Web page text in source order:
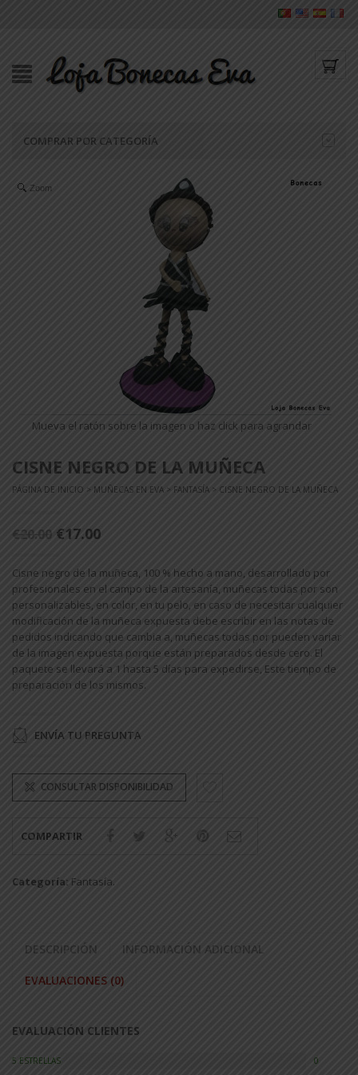
COMPRAR POR CATEGORÍA
Zoom
Mueva el ratón sobre la imagen o haz click para agrandar
CISNE NEGRO DE LA MUÑECA
PÁGINA DE INICIO > MUÑECAS EN EVA > FANTASÍA > CISNE NEGRO DE LA MUÑECA
€20.00 €17.00
Cisne negro de la muñeca, 100 % hecho a mano, desarrollado por
profesionales en el campo de la artesanía, muñecas todas por son
personalizables, en color, en tu pelo, en caso de necesitar cualquier
modificación de la muñeca expuesta debe escribir en las notas de
pedidos indicando que cambia a, muñecas todas por pueden variar
de la imagen expuesta porque están preparados desde cero. El
paquete se llevará a 1 hasta 5 días para expedirse, Este tiempo de
preparación de los mismos.
ENVÍA TU PREGUNTA
CONSULTAR DISPONIBILIDAD
COMPARTIR
Categoría: Fantasía.
DESCRIPCIÓN INFORMACIÓN ADICIONAL
EVALUACIONES (0)
EVALUACIÓN CLIENTES
5 ESTRELLAS 0